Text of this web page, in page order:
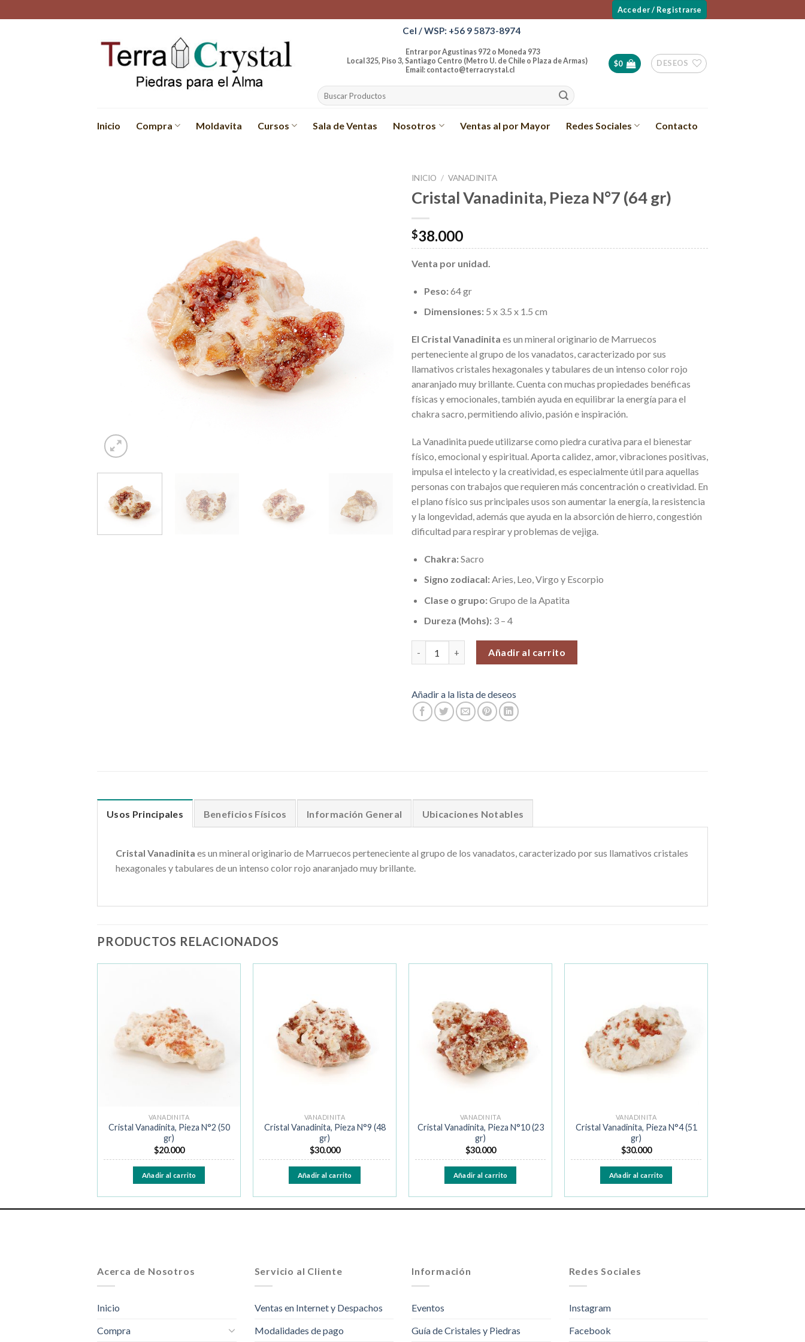
to
Acceder / Registrarse
Cel / WSP: +56 9 5873-8974
Entrar por Agustinas 972 o Moneda 973
Local 325, Piso 3, Santiago Centro (Metro U. de Chile o Plaza de Armas)
Email: contacto@terracrystal.cl
Buscar
por:
$0 DESEOS
Inicio Compra Moldavita Cursos Sala de Ventas Nosotros Ventas al por Mayor Redes Sociales Contacto
INICIO / VANADINITA
Cristal Vanadinita, Pieza N°7 (64 gr)
$38.000
Venta por unidad.
Peso:64 gr
Dimensiones: 5 x 3.5 x 1.5 cm
El Cristal Vanadinita es un mineral originario de Marruecos
perteneciente al grupo de los vanadatos, caracterizado por sus
llamativos cristales hexagonales y tabulares de un intenso color rojo
anaranjado muy brillante. Cuenta con muchas propiedades benéficas
físicas y emocionales, también ayuda en equilibrar la energía para el
chakra sacro, permitiendo alivio, pasión e inspiración.
La Vanadinita puede utilizarse como piedra curativa para el bienestar
físico, emocional y espiritual. Aporta calidez, amor, vibraciones positivas,
impulsa el intelecto y la creatividad, es especialmente útil para aquellas
personas con trabajos que requieren más concentración o creatividad. En
el plano físico sus principales usos son aumentar la energía, la resistencia
y la longevidad, además que ayuda en la absorción de hierro, congestión
dificultad para respirar y problemas de vejiga.
Chakra:Sacro
Signo zodiacal:Aries, Leo, Virgo y Escorpio
Clase o grupo:Grupo de la Apatita
Dureza (Mohs): 3 – 4
Añadir al carrito
Añadir a la lista de deseos
Usos Principales Beneficios Físicos Información General Ubicaciones Notables
Cristal Vanadinita es un mineral originario de Marruecos perteneciente al grupo de los vanadatos, caracterizado por sus llamativos cristales
hexagonales y tabulares de un intenso color rojo anaranjado muy brillante.
PRODUCTOS RELACIONADOS
VANADINITA
Cristal Vanadinita, Pieza N°2 (50
gr)
$20.000
Añadir al carrito
VANADINITA
Cristal Vanadinita, Pieza N°9 (48
gr)
$30.000
Añadir al carrito
VANADINITA
Cristal Vanadinita, Pieza N°10 (23
gr)
$30.000
Añadir al carrito
lista de
deseos
VANADINITA
Cristal Vanadinita, Pieza N°4 (51
gr)
$30.000
Añadir al carrito
Acerca de Nosotros
Inicio
Compra
Servicio al Cliente
Ventas en Internet y Despachos
Modalidades de pago
Información
Eventos
Guía de Cristales y Piedras
Redes Sociales
Instagram
Facebook